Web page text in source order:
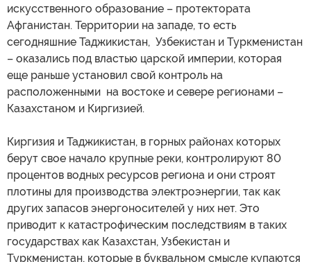
искусственного образование – протектората
Афганистан. Территории на западе, то есть
сегодняшние Таджикистан, Узбекистан и Туркменистан
– оказались под властью царской империи, которая
еще раньше установил свой контроль на
расположенными на востоке и севере регионами –
Казахстаном и Киргизией.
Киргизия и Таджикистан, в горных районах которых
берут свое начало крупные реки, контролируют 80
процентов водных ресурсов региона и они строят
плотины для производства электроэнергии, так как
других запасов энергоносителей у них нет. Это
приводит к катастрофическим последствиям в таких
государствах как Казахстан, Узбекистан и
Туркменистан, которые в буквальном смысле купаются